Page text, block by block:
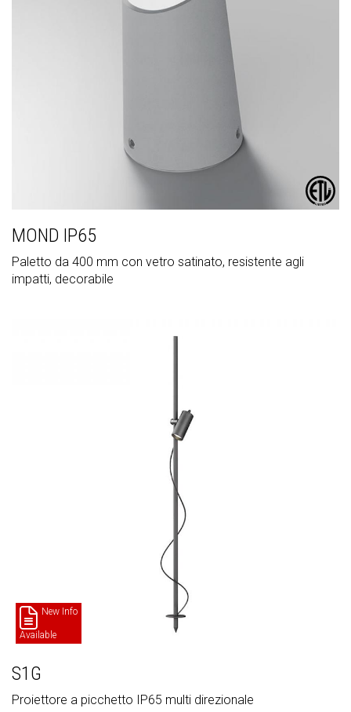
MOND IP65
Paletto da 400 mm con vetro satinato, resistente agli
impatti, decorabile
New Info
Available
S1G
Proiettore a picchetto IP65 multi direzionale